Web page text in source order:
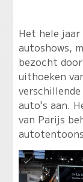
Het hele
autoshows,
bezocht
uithoeken
auto's aan.
van Parijs